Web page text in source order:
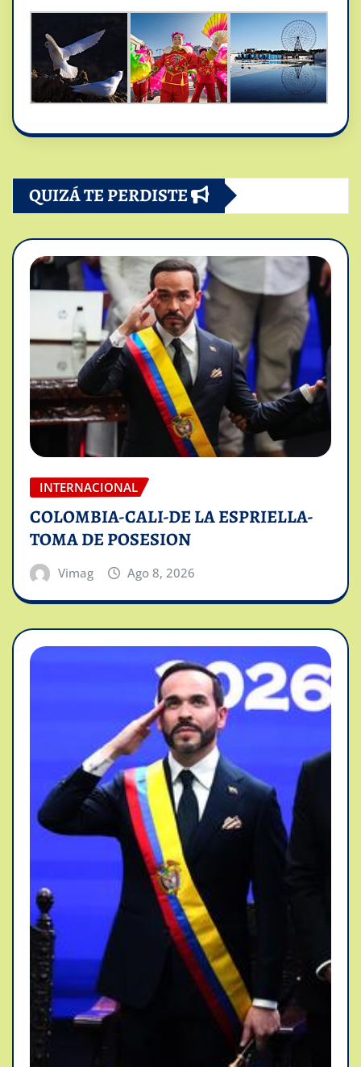
QUIZÁ TE PERDISTE
INTERNACIONAL
COLOMBIA-CALI-DE LA ESPRIELLA-
TOMA DE POSESION
Vimag Ago 8, 2026